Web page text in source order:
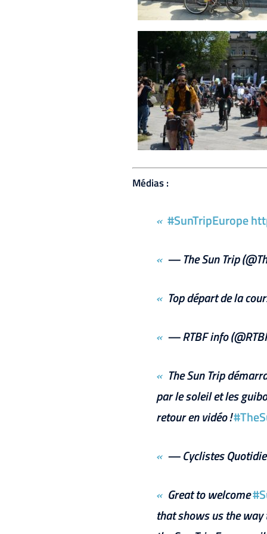
Médias :
#SunTripEurope
— The Sun Trip
Top départ de la
— RTBF info
The Sun Trip
par le soleil et les
retour en vidéo !
— Cyclistes
Great to welcome
that shows us the